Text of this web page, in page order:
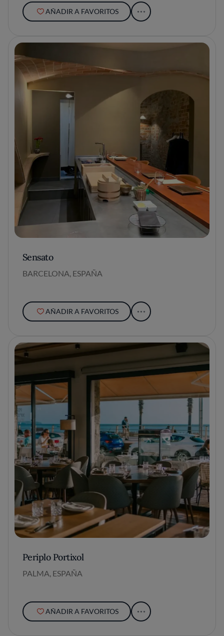
AÑADIR A FAVORITOS
Sensato
BARCELONA, ESPAÑA
AÑADIR A FAVORITOS
Periplo Portixol
PALMA, ESPAÑA
AÑADIR A FAVORITOS